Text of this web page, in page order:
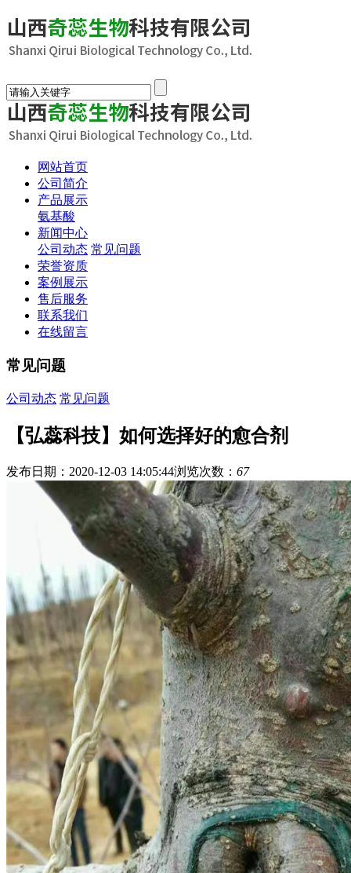
网站首页
公司简介
产品展示
氨基酸
新闻中心
公司动态 常见问题
荣誉资质
案例展示
售后服务
联系我们
在线留言
常见问题
公司动态 常见问题
【弘蕊科技】如何选择好的愈合剂
发布日期：2020-12-03 14:05:44浏览次数： 67